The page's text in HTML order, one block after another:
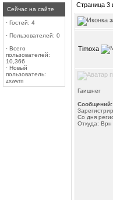
Сейчас на сайте
· Гостей: 4
· Пользователей: 0
· Всего
пользователей:
10,366
· Новый
пользователь:
zxwvm
Страница 3
Timoxa
Гаишнег
Сообщений:
Со дня
Откуда: Врн